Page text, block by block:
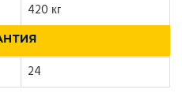
420 кг
24